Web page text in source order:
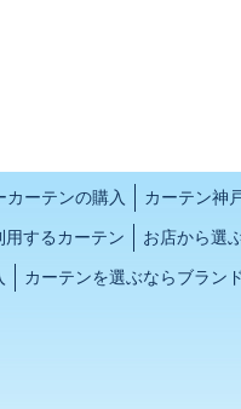
カーテンの購入 カーテン神
用するカーテン お店から選
カーテンを選ぶならブラン